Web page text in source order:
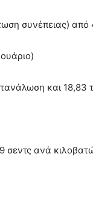
συνέπειας) από
και 18,83
σεντς ανά